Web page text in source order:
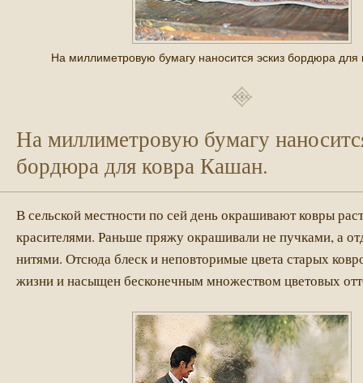
На миллиметровую бумагу наносится эскиз бордюра для
На миллиметровую бумагу
бордюра для ковра Кашан.
В сельской местности по сей день окрашивают ковры
красителями. Раньше пряжу окрашивали не пучками, а
нитями. Отсюда блеск и неповторимые цвета старых
жизни и насыщен бесконечным множеством цветовых